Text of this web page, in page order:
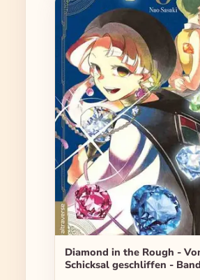
Diamond in the Rough -
Schicksal geschliffen -